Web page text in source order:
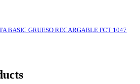
BASIC GRUESO RECARGABLE FCT 1047